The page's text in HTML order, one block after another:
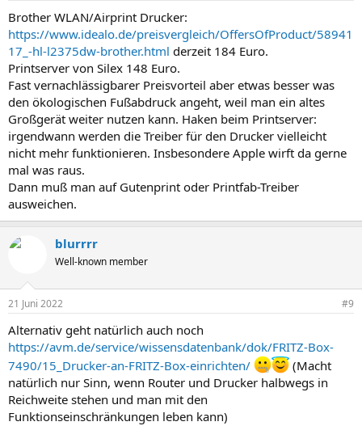
Brother WLAN/Airprint Drucker:
https://www.idealo.de/preisvergleich/OffersOfProduct/58941
17_-hl-l2375dw-brother.html derzeit 184 Euro.
Printserver von Silex 148 Euro.
Fast vernachlässigbarer Preisvorteil aber etwas besser was
den ökologischen Fußabdruck angeht, weil man ein altes
Großgerät weiter nutzen kann. Haken beim Printserver:
irgendwann werden die Treiber für den Drucker vielleicht
nicht mehr funktionieren. Insbesondere Apple wirft da gerne
mal was raus.
Dann muß man auf Gutenprint oder Printfab-Treiber
ausweichen.
blurrrr
Well-known member
21 Juni 2022 #9
Alternativ geht natürlich auch noch
https://avm.de/service/wissensdatenbank/dok/FRITZ-Box-
7490/15_Drucker-an-FRITZ-Box-einrichten/
(Macht
natürlich nur Sinn, wenn Router und Drucker halbwegs in
Reichweite stehen und man mit den
Funktionseinschränkungen leben kann)